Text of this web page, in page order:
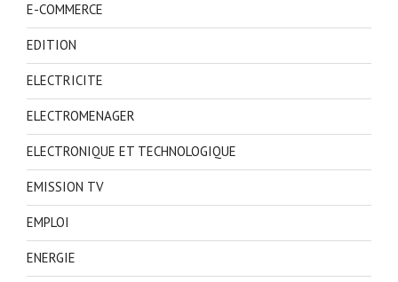
E-COMMERCE
EDITION
ELECTRICITE
ELECTROMENAGER
ELECTRONIQUE ET TECHNOLOGIQUE
EMISSION TV
EMPLOI
ENERGIE